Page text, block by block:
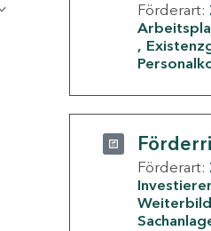
Förderart:
Förderart: